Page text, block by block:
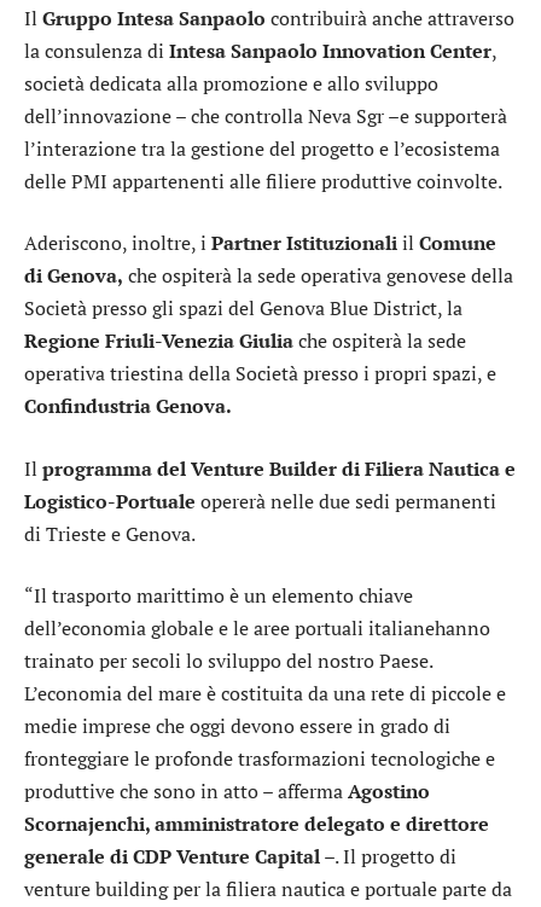
Il Gruppo Intesa Sanpaolo contribuirà anche attraverso
la consulenza di Intesa Sanpaolo Innovation Center,
società dedicata alla promozione e allo sviluppo
dell’innovazione – che controlla Neva Sgr –e supporterà
l’interazione tra la gestione del progetto e l’ecosistema
delle PMI appartenenti alle filiere produttive coinvolte.
Aderiscono, inoltre, i Partner Istituzionaliil Comune
di Genova, che ospiterà la sede operativa genovese della
Società presso gli spazi del Genova Blue District, la
Regione Friuli-Venezia Giuliache ospiterà la sede
operativa triestina della Società presso i propri spazi, e
Confindustria Genova.
Il programma del Venture Builder di Filiera Nautica e
Logistico-Portuale opererà nelle due sedi permanenti
di Trieste e Genova.
“Il trasporto marittimo è un elemento chiave
dell’economia globale e le aree portuali italianehanno
trainato per secoli lo sviluppo del nostro Paese.
L’economia del mare è costituita da una rete di piccole e
medie imprese che oggi devono essere in grado di
fronteggiare le profonde trasformazioni tecnologiche e
produttive che sono in atto – affermaAgostino
Scornajenchi, amministratore delegato e direttore
generale di CDP Venture Capital–. Il progetto di
venture building per la filiera nautica e portuale parte da